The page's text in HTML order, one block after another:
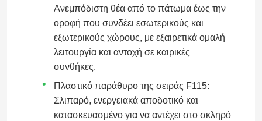
Ανεμπόδιστη θέα από το πάτωμα έως την
οροφή που συνδέει εσωτερικούς και
εξωτερικούς χώρους, με εξαιρετικά ομαλή
λειτουργία και αντοχή σε καιρικές
συνθήκες.
Πλαστικό παράθυρο της σειράς F115:
Σλιπαρό, ενεργειακά αποδοτικό και
κατασκευασμένο για να αντέχει στο σκληρό